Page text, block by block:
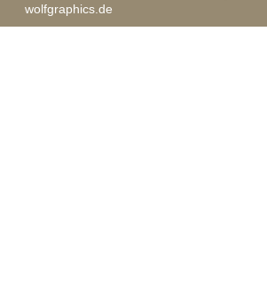
wolfgraphics.de